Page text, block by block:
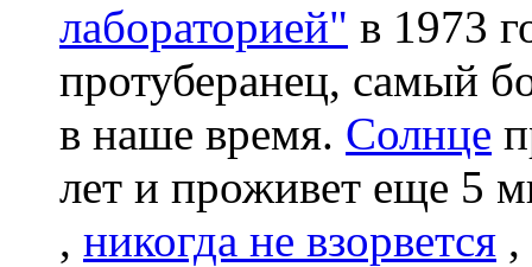
лабораторией" в 1973
протуберанец, самый
в наше время. Солнце
лет и проживет еще 5
, никогда не взорвется